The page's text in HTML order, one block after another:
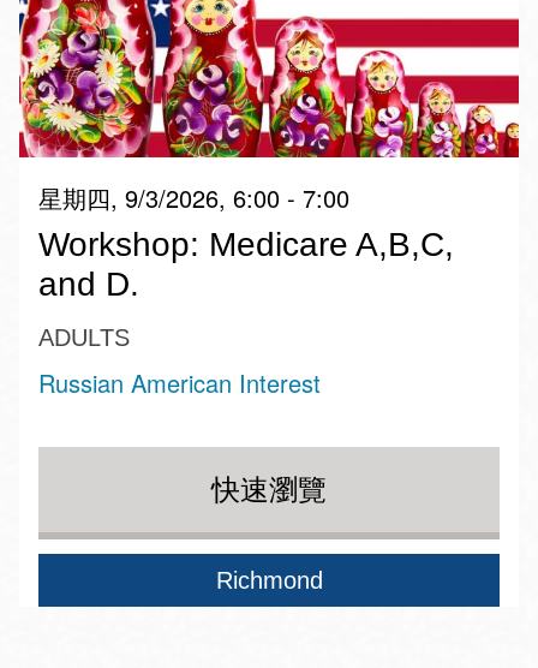
星期四, 9/3/2026, 6:00 - 7:00
Workshop: Medicare A,B,C,
and D.
ADULTS
Russian American Interest
快速瀏覽
Richmond